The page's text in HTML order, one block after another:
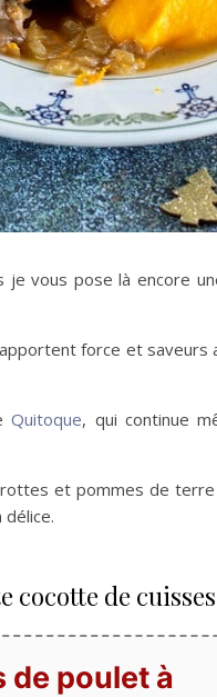
je vous pose là encore
force et saveurs
Quitoque, qui continue
et pommes de terre
délice.
de
de poulet à